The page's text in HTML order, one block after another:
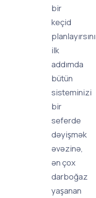
bir
keçid
ilk
addımda
bütün
sisteminizi
bir
seferde
dəyişmək
əvəzinə,
ən çox
darboğaz
yaşanan